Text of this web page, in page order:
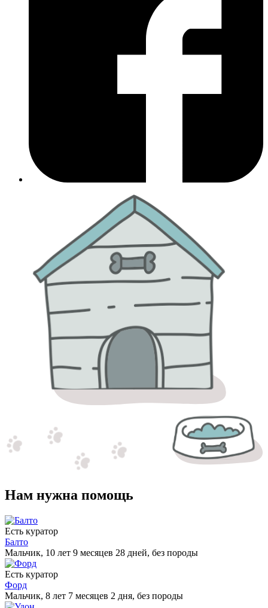
Нам нужна помощь
Есть куратор
Балто
Мальчик, 10 лет 9 месяцев 28 дней, без породы
Есть куратор
Форд
Мальчик, 8 лет 7 месяцев 2 дня, без породы